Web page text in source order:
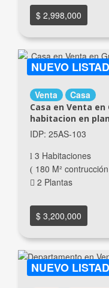
$ 2,998,000
NUEVO
Venta Casa
Casa en Venta en
habitacion en
IDP: 25AS-103
3 Habitaciones
180 M² contrucción
2 Plantas
$ 3,200,000
NUEVO